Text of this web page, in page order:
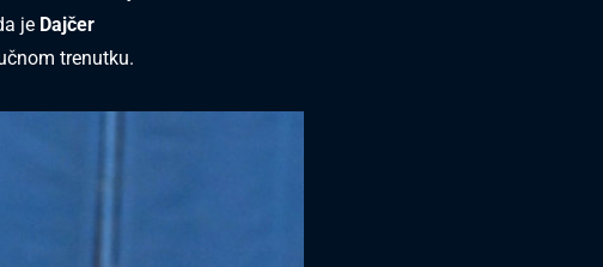
je Dajčer
trenutku.